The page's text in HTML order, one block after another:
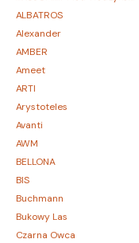
ALBATROS
Alexander
AMBER
Ameet
ARTI
Arystoteles
Avanti
AWM
BELLONA
BIS
Buchmann
Bukowy Las
Czarna Owca